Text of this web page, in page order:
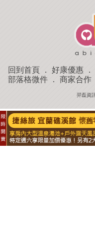
回到首頁 ． 好康優惠 ．
部落格微件． 商家合作
羿磊資